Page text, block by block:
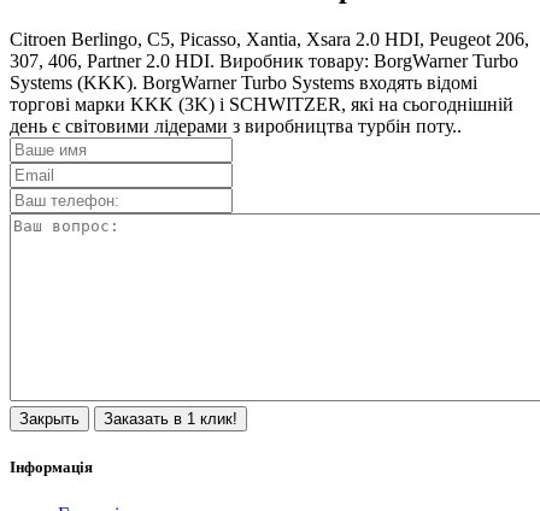
Citroen Berlingo, C5, Picasso, Xantia, Xsara 2.0 HDI, Peugeot 206,
307, 406, Partner 2.0 HDI. Виробник товару: BorgWarner Turbo
Systems (KKK). BorgWarner Turbo Systems входять відомі
торгові марки KKK (3K) і SCHWITZER, які на сьогоднішній
день є світовими лідерами з виробництва турбін поту..
Закрыть Заказать в 1 клик!
Інформація